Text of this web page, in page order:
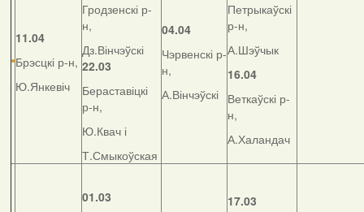
11.04
Брэсцкі р-н,
Ю.Янкевіч
Гродзенскі р-
н,
Дз.Вінчэўскі
22.03
Бераставіцкі
р-н,
Ю.Квач і
Т.Смыкоўская
04.04
Чэрвенскі р-
н,
А.Вінчэўскі
Петрыкаўскі
р-н,
А.Шэўчык
16.04
Веткаўскі р-
н,
А.Халандач
01.03
17.03